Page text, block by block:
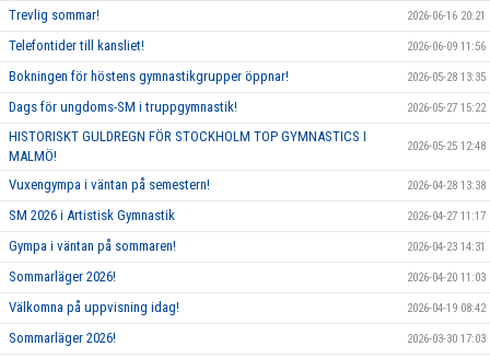
Trevlig sommar! 2026-06-16 20:21
Telefontider till kansliet! 2026-06-09 11:56
Bokningen för höstens gymnastikgrupper öppnar! 2026-05-28 13:35
Dags för ungdoms-SM i truppgymnastik! 2026-05-27 15:22
HISTORISKT GULDREGN FÖR STOCKHOLM TOP GYMNASTICS I
MALMÖ!
2026-05-25 12:48
Vuxengympa i väntan på semestern! 2026-04-28 13:38
SM 2026 i Artistisk Gymnastik 2026-04-27 11:17
Gympa i väntan på sommaren! 2026-04-23 14:31
Sommarläger 2026! 2026-04-20 11:03
Välkomna på uppvisning idag! 2026-04-19 08:42
Sommarläger 2026! 2026-03-30 17:03